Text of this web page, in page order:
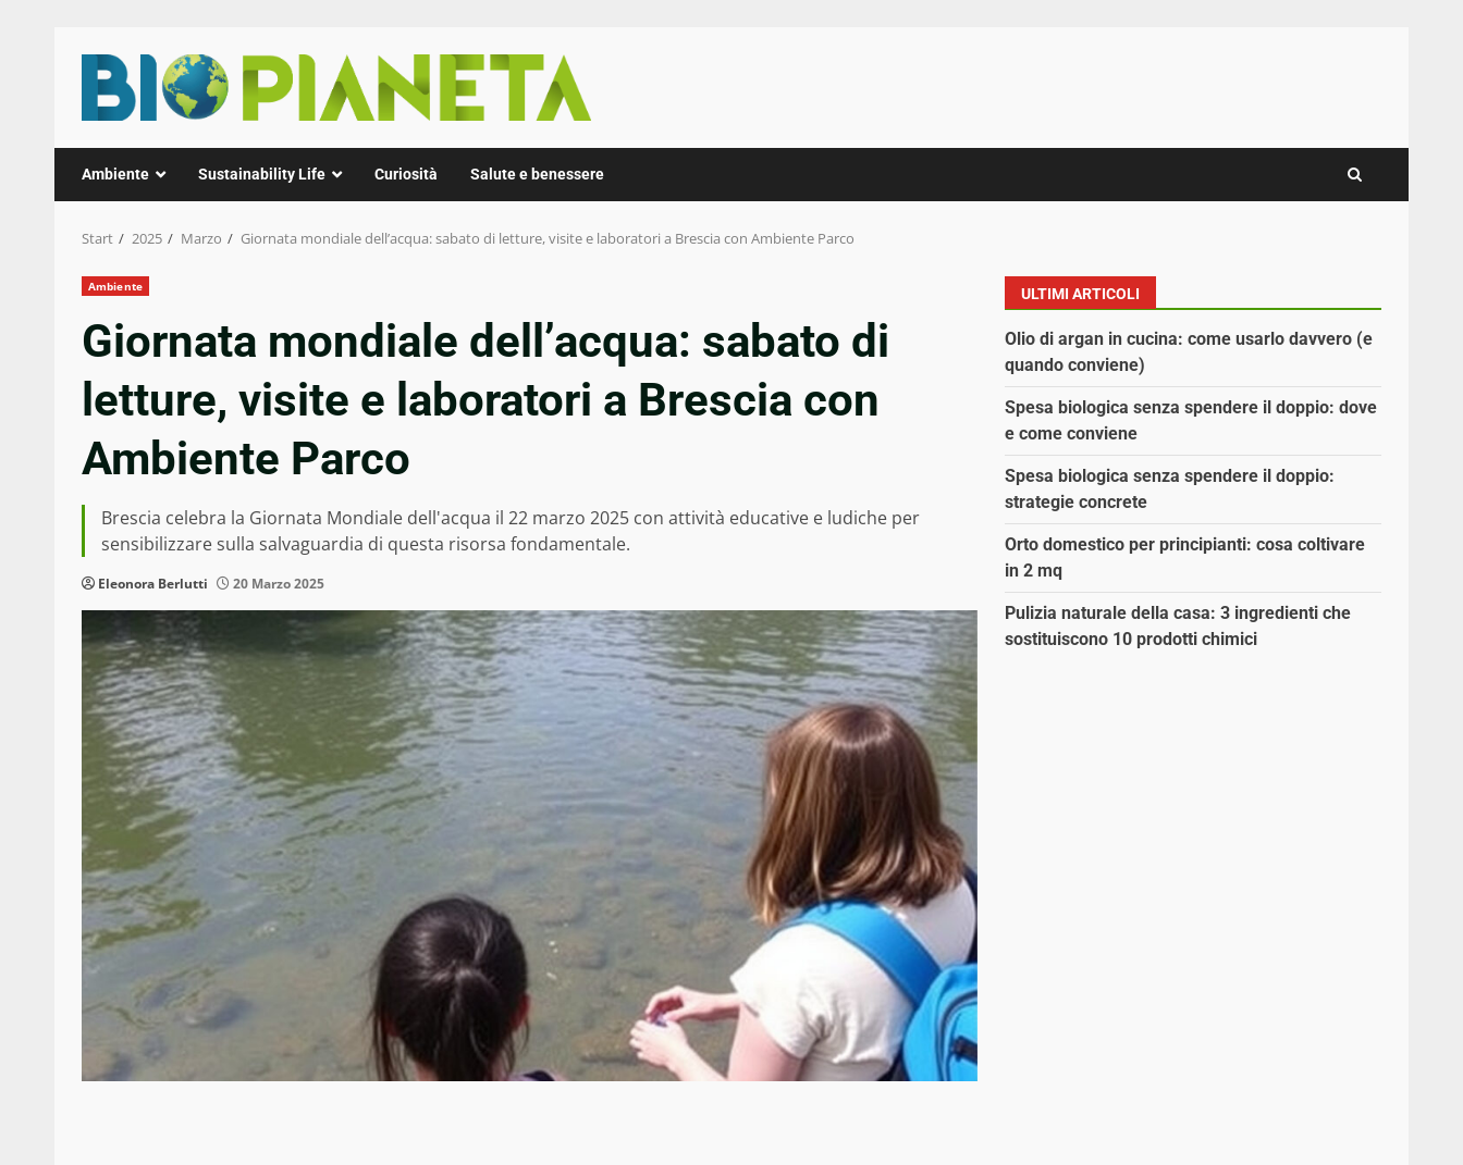
Inhalt
springen
Ambiente Sustainability Life Curiosità Salute e benessere
Start 2025 Marzo Giornata mondiale dell’acqua: sabato di letture, visite e laboratori a Brescia con Ambiente Parco
Ambiente
Giornata mondiale dell’acqua: sabato di
letture, visite e laboratori a Brescia con
Ambiente Parco
Brescia celebra la Giornata Mondiale dell'acqua il 22 marzo 2025 con attività educative e ludiche per
sensibilizzare sulla salvaguardia di questa risorsa fondamentale.
Eleonora Berlutti 20 Marzo 2025
ULTIMI ARTICOLI
Olio di argan in cucina: come usarlo davvero (e
quando conviene)
Spesa biologica senza spendere il doppio: dove
e come conviene
Spesa biologica senza spendere il doppio:
strategie concrete
Orto domestico per principianti: cosa coltivare
in 2 mq
Pulizia naturale della casa: 3 ingredienti che
sostituiscono 10 prodotti chimici